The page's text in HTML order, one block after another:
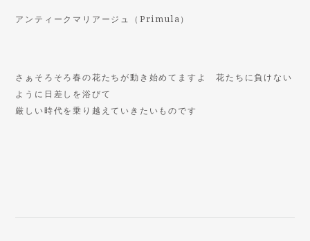
アンティークマリアージュ（Primula）
さぁそろそろ春の花たちが動き始めてますよ 花たちに負けない
ように日差しを浴びて
厳しい時代を乗り越えていきたいものです